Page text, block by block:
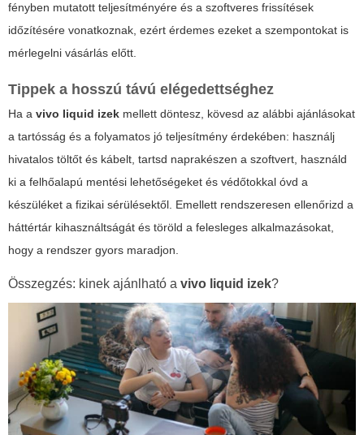
fényben mutatott teljesítményére és a szoftveres frissítések
időzítésére vonatkoznak, ezért érdemes ezeket a szempontokat is
mérlegelni vásárlás előtt.
Tippek a hosszú távú elégedettséghez
Ha a vivo liquid izek mellett döntesz, kövesd az alábbi ajánlásokat
a tartósság és a folyamatos jó teljesítmény érdekében: használj
hivatalos töltőt és kábelt, tartsd naprakészen a szoftvert, használd
ki a felhőalapú mentési lehetőségeket és védőtokkal óvd a
készüléket a fizikai sérülésektől. Emellett rendszeresen ellenőrizd a
háttértár kihasználtságát és töröld a felesleges alkalmazásokat,
hogy a rendszer gyors maradjon.
Összegzés: kinek ajánlható a vivo liquid izek?